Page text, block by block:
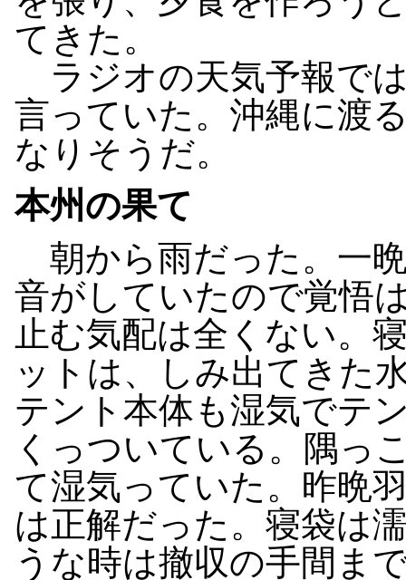
てきた。
ラジオの天気予報で
言っていた。沖縄に渡
なりそうだ。
本州の果て
朝から雨だった。一
音がしていたので覚悟
止む気配は全くない。
ットは、しみ出てきた
テント本体も湿気でテ
くっついている。隅っ
て湿気っていた。昨晩
は正解だった。寝袋は
うな時は撤収の手間ま